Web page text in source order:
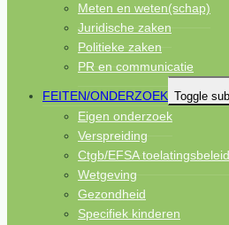
Meten en weten(schap)
Juridische zaken
Politieke zaken
PR en communicatie
FEITEN/ONDERZOEK Toggle
Eigen onderzoek
Verspreiding
Ctgb/EFSA toelatingsbeleid
Wetgeving
Gezondheid
Specifiek kinderen